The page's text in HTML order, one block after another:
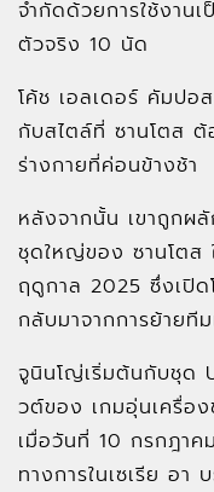
จำกัดด้วยการใช้งาน
ตัวจริง 10 นัด
โค้ช เอลเดอร์ คัมป
กับสไตล์ที่ ซานโตส
ร่างกายที่ค่อนข้างช้า
หลังจากนั้น เขาถูกผ
ชุดใหญ่ของ ซานโตส
ฤดูกาล 2025 ซึ่งเปิด
กลับมาจากการย้ายที
จูนินโญ่เริ่มต้นกับชุด
วต์ของ เกมอุ่นเครื่อ
เมื่อวันที่ 10 กรกฎาค
ทางการในเซเรีย อา